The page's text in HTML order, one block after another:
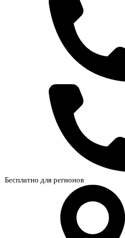
Бесплатно для регионов